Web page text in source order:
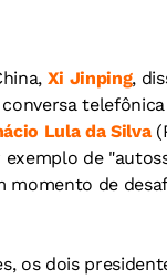
Xi Jinping,
Lula da Silva
exemplo de
momento de
os dois